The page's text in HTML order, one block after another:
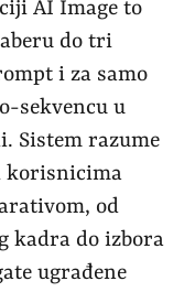
AI Image to
do tri
i za samo
sekvencu u
Sistem razume
korisnicima
od
kadra do izbora
ugrađene